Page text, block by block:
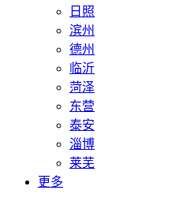
日照
滨州
德州
临沂
菏泽
东营
泰安
淄博
莱芜
更多